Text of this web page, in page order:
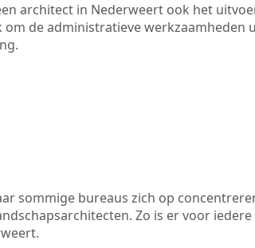
architect in Nederweert ook het
de administratieve werkzaamheden
sommige bureaus zich op
Zo is er voor